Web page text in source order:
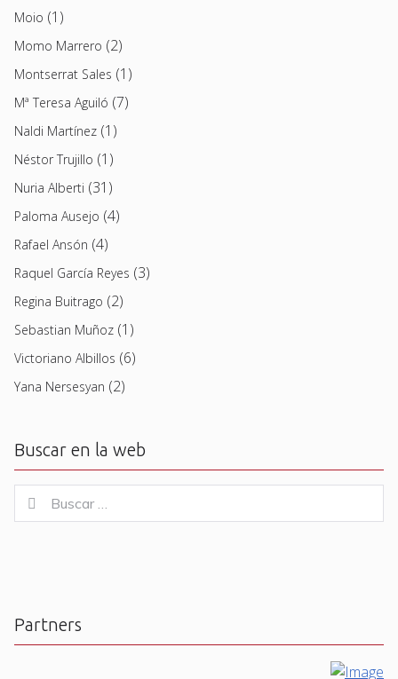
Moio (1)
Momo Marrero (2)
Montserrat Sales (1)
Mª Teresa Aguiló (7)
Naldi Martínez (1)
Néstor Trujillo (1)
Nuria Alberti (31)
Paloma Ausejo (4)
Rafael Ansón (4)
Raquel García Reyes (3)
Regina Buitrago (2)
Sebastian Muñoz (1)
Victoriano Albillos (6)
Yana Nersesyan (2)
Buscar en la web
for:
Buscar
Partners